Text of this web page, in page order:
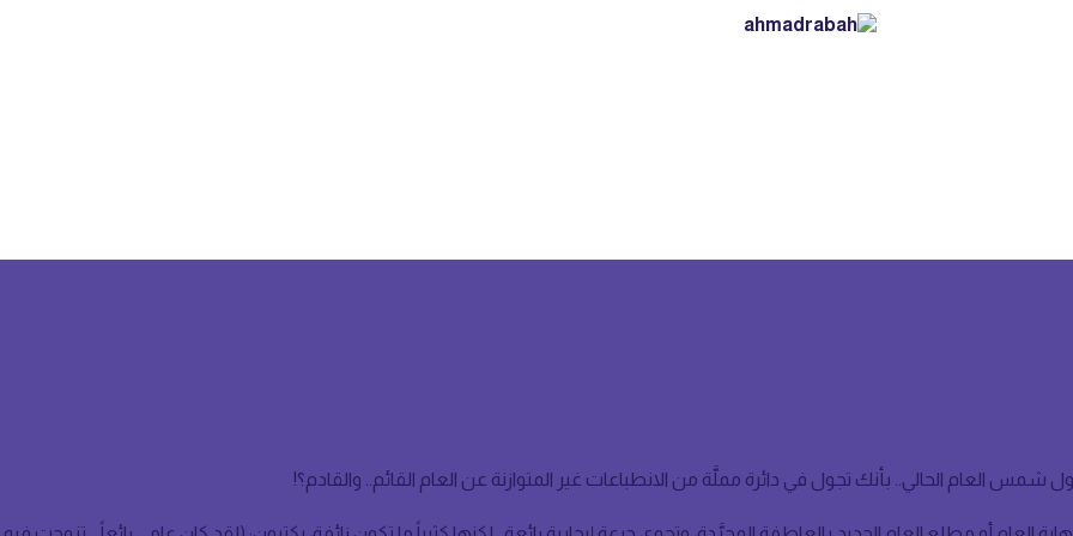
والتقويم
الحالي.. بأنك تجول في دائرة مملَّة من الانطباعات غير المتوازنة عن العام القائم.. والقادم؟!